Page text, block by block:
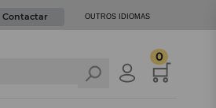
Contactar OUTROS IDIOMAS
0